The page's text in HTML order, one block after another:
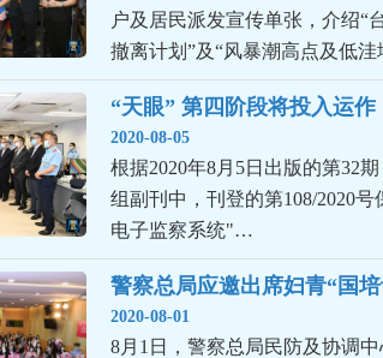
户及居民派发宣传单张，介绍“
撤离计划”及“风暴潮高点及低
“天眼” 第四阶段将投入运作
2020-08-05
根据2020年8月5日出版的第32
组副刊中，刊登的第108/2020
电子监察系统"…
警察总局应邀出席妇青“国
2020-08-01
8月1日，警察总局民防及协调